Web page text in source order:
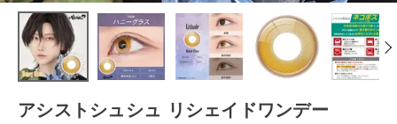
アシストシュシュ リシェイドワンデー